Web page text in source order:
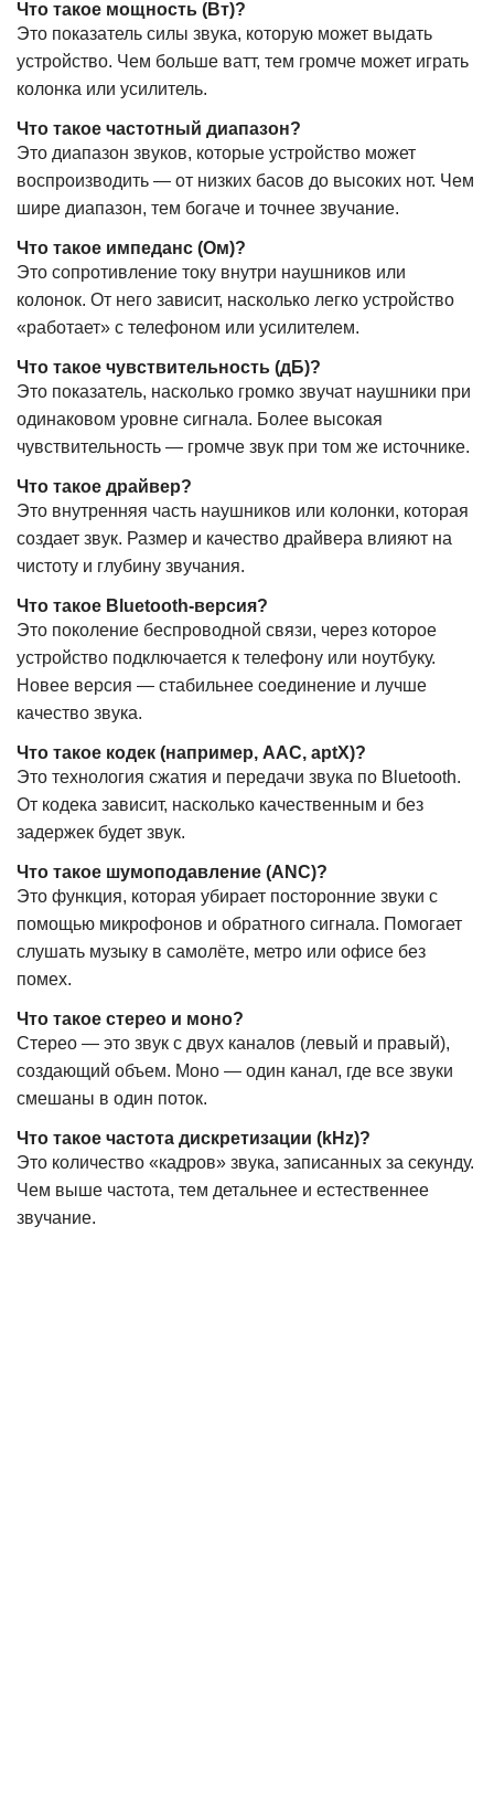
Что такое мощность (Вт)?
Это показатель силы звука, которую может выдать
устройство. Чем больше ватт, тем громче может играть
колонка или усилитель.
Что такое частотный диапазон?
Это диапазон звуков, которые устройство может
воспроизводить — от низких басов до высоких нот. Чем
шире диапазон, тем богаче и точнее звучание.
Что такое импеданс (Ом)?
Это сопротивление току внутри наушников или
колонок. От него зависит, насколько легко устройство
«работает» с телефоном или усилителем.
Что такое чувствительность (дБ)?
Это показатель, насколько громко звучат наушники при
одинаковом уровне сигнала. Более высокая
чувствительность — громче звук при том же источнике.
Что такое драйвер?
Это внутренняя часть наушников или колонки, которая
создает звук. Размер и качество драйвера влияют на
чистоту и глубину звучания.
Что такое Bluetooth-версия?
Это поколение беспроводной связи, через которое
устройство подключается к телефону или ноутбуку.
Новее версия — стабильнее соединение и лучше
качество звука.
Что такое кодек (например, AAC, aptX)?
Это технология сжатия и передачи звука по Bluetooth.
От кодека зависит, насколько качественным и без
задержек будет звук.
Что такое шумоподавление (ANC)?
Это функция, которая убирает посторонние звуки с
помощью микрофонов и обратного сигнала. Помогает
слушать музыку в самолёте, метро или офисе без
помех.
Что такое стерео и моно?
Стерео — это звук с двух каналов (левый и правый),
создающий объем. Моно — один канал, где все звуки
смешаны в один поток.
Что такое частота дискретизации (kHz)?
Это количество «кадров» звука, записанных за секунду.
Чем выше частота, тем детальнее и естественнее
звучание.